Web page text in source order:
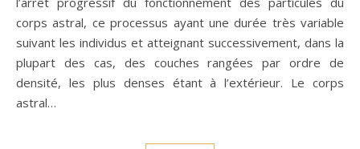
corps astral, ce processus ayant une durée très variable
suivant les individus et atteignant successivement, dans la
plupart des cas, des couches rangées par ordre de
densité, les plus denses étant à l’extérieur. Le corps
astral…